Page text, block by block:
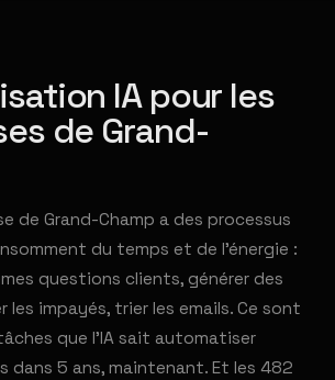
IA pour les
de Grand-
de Grand-Champ a des processus
du temps et de l'énergie :
questions clients, générer des
les impayés, trier les emails. Ce sont
que l'IA sait automatiser
dans 5 ans, maintenant. Et les 482